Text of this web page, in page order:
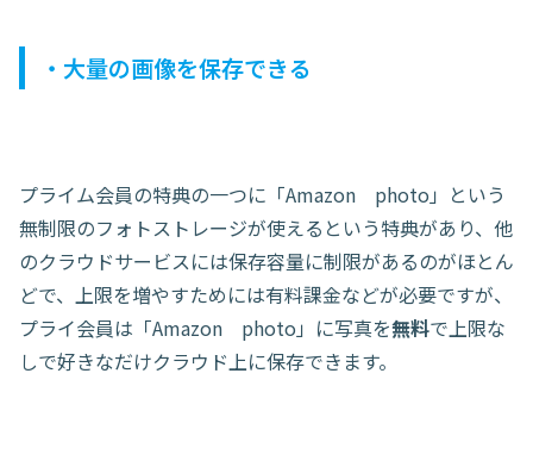
・大量の画像を保存できる
プライム会員の特典の一つに「Amazon photo」という
無制限のフォトストレージが使えるという特典があり、他
のクラウドサービスには保存容量に制限があるのがほとん
どで、上限を増やすためには有料課金などが必要ですが、
プライ会員は「Amazon photo」に写真を無料で上限な
しで好きなだけクラウド上に保存できます。